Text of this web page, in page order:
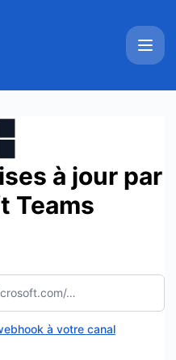
à jour par
Teams
à votre canal